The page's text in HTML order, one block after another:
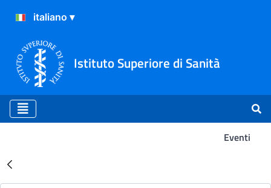
Istituto Superiore di Sanità
Eventi
Risultati della Ricerca -